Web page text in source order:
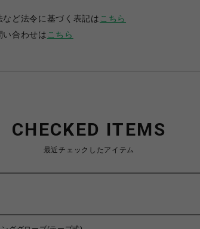
など法令に基づく表記は こちら
い合わせは こちら
CHECKED ITEMS
最近チェックしたアイテム